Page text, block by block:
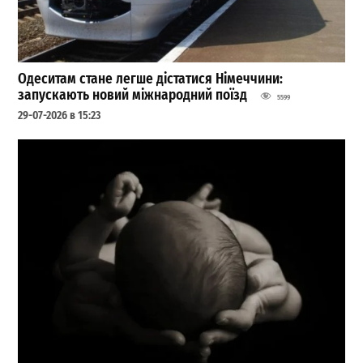
Одеситам стане легше дістатися Німеччини:
запускають новий міжнародний поїзд
5599
29-07-2026 в 15:23